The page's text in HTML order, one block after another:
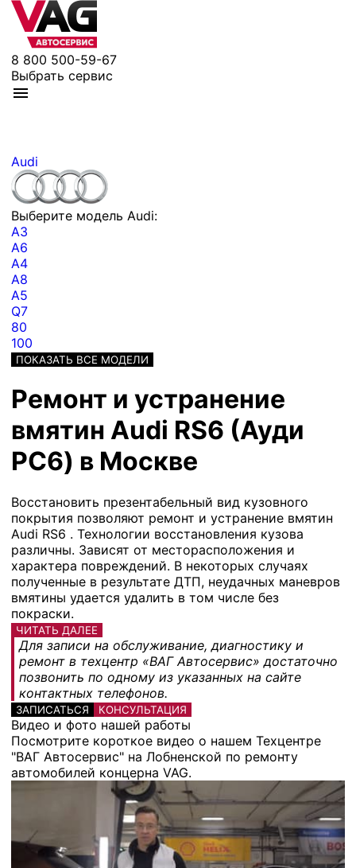
8 800 500-59-67
Выбрать сервис
Audi
Выберите модель Audi:
A3
A6
A4
A8
A5
Q7
80
100
ПОКАЗАТЬ ВСЕ МОДЕЛИ
Ремонт и устранение
вмятин Audi RS6 (Ауди
РС6) в Москве
Восстановить презентабельный вид кузовного
покрытия позволяют ремонт и устранение вмятин
Audi RS6 . Технологии восстановления кузова
различны. Зависят от месторасположения и
характера повреждений. В некоторых случаях
полученные в результате ДТП, неудачных маневров
вмятины удается удалить в том числе без
покраски.
ЧИТАТЬ ДАЛЕЕ
Для записи на обслуживание, диагностику и
ремонт в техцентр «ВАГ Автосервис» достаточно
позвонить по одному из указанных на сайте
контактных телефонов.
ЗАПИСАТЬСЯ КОНСУЛЬТАЦИЯ
Видео и фото нашей работы
Посмотрите короткое видео о нашем Техцентре
"ВАГ Автосервис" на Лобненской по ремонту
автомобилей концерна VAG.